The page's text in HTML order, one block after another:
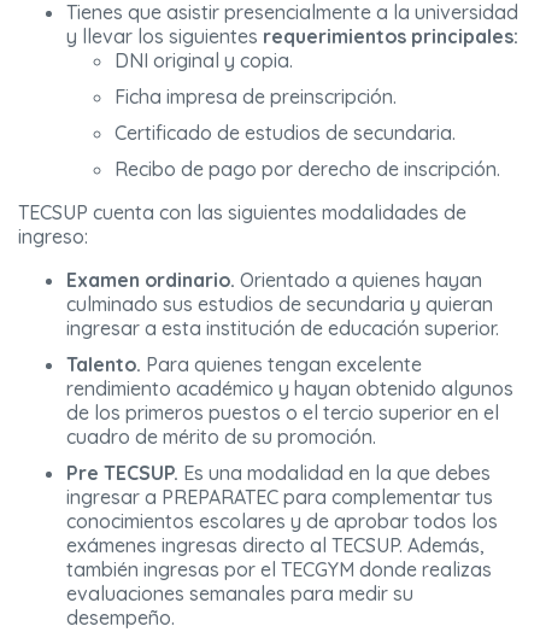
Tienes que asistir presencialmente a la universidad
y llevar los siguientes requerimientos principales:
DNI original y copia.
Ficha impresa de preinscripción.
Certificado de estudios de secundaria.
Recibo de pago por derecho de inscripción.
TECSUP cuenta con las siguientes modalidades de
ingreso:
Examen ordinario. Orientado a quienes hayan
culminado sus estudios de secundaria y quieran
ingresar a esta institución de educación superior.
Talento. Para quienes tengan excelente
rendimiento académico y hayan obtenido algunos
de los primeros puestos o el tercio superior en el
cuadro de mérito de su promoción.
Pre TECSUP. Es una modalidad en la que debes
ingresar a PREPARATEC para complementar tus
conocimientos escolares y de aprobar todos los
exámenes ingresas directo al TECSUP. Además,
también ingresas por el TECGYM donde realizas
evaluaciones semanales para medir su
desempeño.